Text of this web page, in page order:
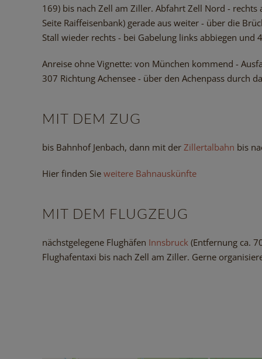
169) bis nach Zell am Ziller. Abfahrt Zell Nord -
Seite Raiffeisenbank) gerade aus weiter - über die
Stall wieder rechts - bei Gabelung links abbiegen und
Anreise ohne Vignette: von München kommend -
307 Richtung Achensee - über den Achenpass durch
MIT DEM ZUG
bis Bahnhof Jenbach, dann mit der Zillertalbahn bis
Hier finden Sie weitere Bahnauskünfte
MIT DEM FLUGZEUG
nächstgelegene Flughäfen Innsbruck (Entfernung ca.
Flughafentaxi bis nach Zell am Ziller. Gerne